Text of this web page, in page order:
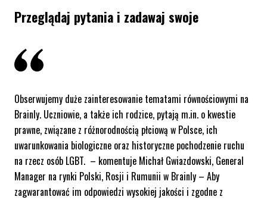
Przeglądaj pytania i zadawaj swoje
Obserwujemy duże zainteresowanie tematami równościowymi na
Brainly. Uczniowie, a także ich rodzice, pytają m.in. o kwestie
prawne, związane z różnorodnością płciową w Polsce, ich
uwarunkowania biologiczne oraz historyczne pochodzenie ruchu
na rzecz osób LGBT. – komentuje Michał Gwiazdowski, General
Manager na rynki Polski, Rosji i Rumunii w Brainly – Aby
zagwarantować im odpowiedzi wysokiej jakości i zgodne z